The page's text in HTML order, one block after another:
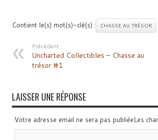
Contient le(s) mot(s)-clé(s) : CHASSE AU TRÉSOR
Précédent :
Uncharted Collectibles – Chasse au
trésor #1
LAISSER UNE RÉPONSE
Votre adresse email ne sera pas publiéeLes